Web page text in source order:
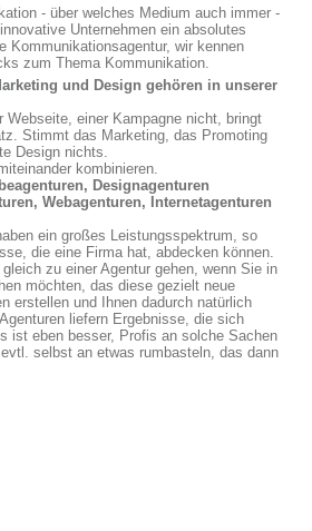
- über welches Medium auch immer -
Unternehmen ein absolutes
Kommunikationsagentur, wir kennen
zum Thema Kommunikation.
und Design gehören in unserer
Webseite, einer Kampagne nicht, bringt
Stimmt das Marketing, das Promoting
Design nichts.
kombinieren.
Designagenturen
Webagenturen, Internetagenturen
ein großes Leistungsspektrum, so
die eine Firma hat, abdecken können.
zu einer Agentur gehen, wenn Sie in
möchten, das diese gezielt neue
erstellen und Ihnen dadurch natürlich
liefern Ergebnisse, die sich
ist eben besser, Profis an solche Sachen
selbst an etwas rumbasteln, das dann